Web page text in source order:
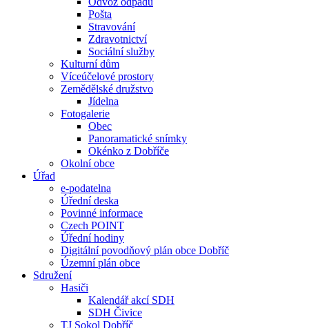
Pošta
Stravování
Zdravotnictví
Sociální služby
Kulturní dům
Víceúčelové prostory
Zemědělské družstvo
Jídelna
Fotogalerie
Obec
Panoramatické snímky
Okénko z Dobříče
Okolní obce
Úřad
e-podatelna
Úřední deska
Povinné informace
Czech POINT
Úřední hodiny
Digitální povodňový plán obce Dobříč
Územní plán obce
Sdružení
Hasiči
Kalendář akcí SDH
SDH Čivice
TJ Sokol Dobříč